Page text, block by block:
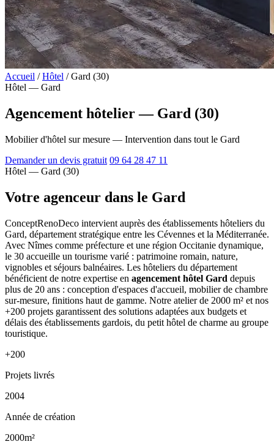
Accueil / Hôtel / Gard (30)
Hôtel — Gard
Agencement hôtelier — Gard (30)
Mobilier d'hôtel sur mesure — Intervention dans tout le Gard
Demander un devis gratuit 09 64 28 47 11
Hôtel — Gard (30)
Votre agenceur dans le Gard
ConceptRenoDeco intervient auprès des établissements hôteliers du
Gard, département stratégique entre les Cévennes et la Méditerranée.
Avec Nîmes comme préfecture et une région Occitanie dynamique,
le 30 accueille un tourisme varié : patrimoine romain, nature,
vignobles et séjours balnéaires. Les hôteliers du département
bénéficient de notre expertise en agencement hôtel Gard depuis
plus de 20 ans : conception d'espaces d'accueil, mobilier de chambre
sur-mesure, finitions haut de gamme. Notre atelier de 2000 m² et nos
+200 projets garantissent des solutions adaptées aux budgets et
délais des établissements gardois, du petit hôtel de charme au groupe
touristique.
+200
Projets livrés
2004
Année de création
2000m²